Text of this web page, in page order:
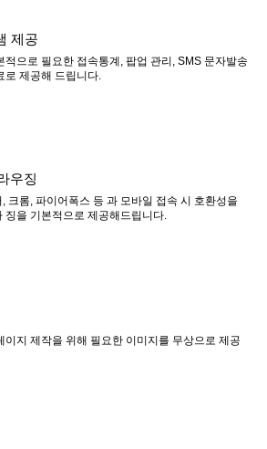
제공
적으로 필요한 접속통계, 팝업 관리, SMS 문자발송
로 제공해 드립니다.
우징
크롬, 파이어폭스 등 과 모바일 접속 시 호환성을
징을 기본적으로 제공해드립니다.
이지 제작을 위해 필요한 이미지를 무상으로 제공